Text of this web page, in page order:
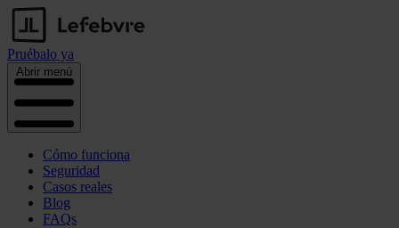
Pruébalo ya
Abrir menú
Cómo funciona
Seguridad
Casos reales
Blog
FAQs